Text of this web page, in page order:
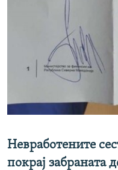
Невработените
покрај забраната